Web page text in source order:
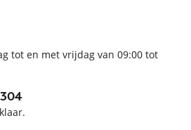
tot en met vrijdag van 09:00 tot